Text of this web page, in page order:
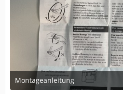
Montageanleitung
22. August 2024 um 11:24